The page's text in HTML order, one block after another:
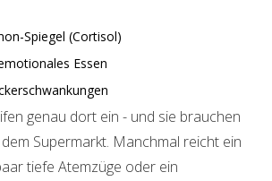
Spiegel (Cortisol)
Essen
genau dort ein - und sie brauchen
Supermarkt. Manchmal reicht ein
tiefe Atemzüge oder ein